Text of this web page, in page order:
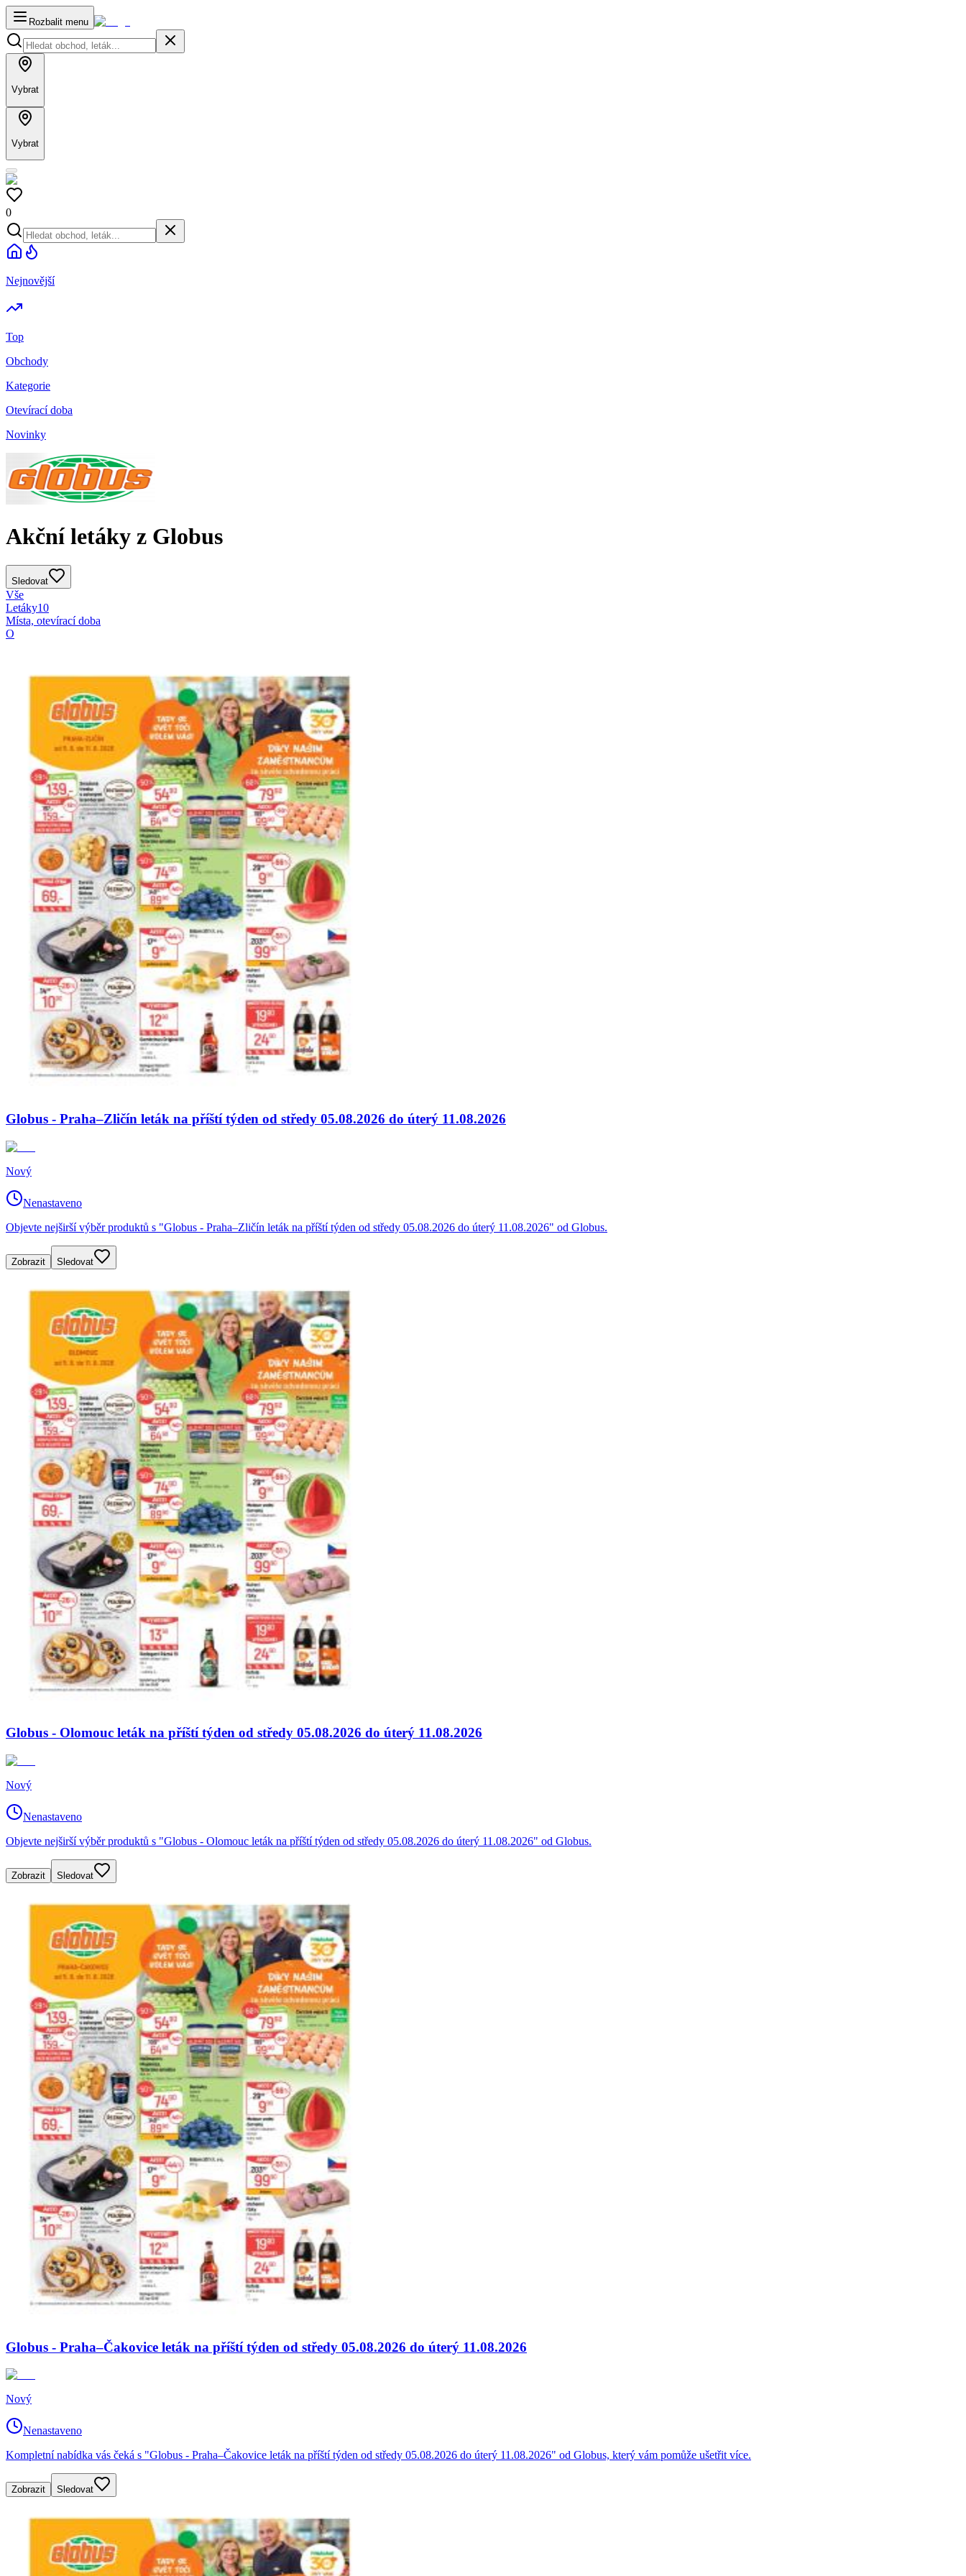
Rozbalit menu
Vybrat
Vybrat
0
Nejnovější
Top
Obchody
Kategorie
Otevírací doba
Novinky
Akční letáky z Globus
Sledovat
Vše
Letáky10
Místa, otevírací doba
O
Globus - Praha–Zličín leták na příští týden od středy 05.08.2026 do úterý 11.08.2026
Nový
Nenastaveno
Objevte nejširší výběr produktů s "Globus - Praha–Zličín leták na příští týden od středy 05.08.2026 do úterý 11.08.2026" od Globus.
Zobrazit Sledovat
Globus - Olomouc leták na příští týden od středy 05.08.2026 do úterý 11.08.2026
Nový
Nenastaveno
Objevte nejširší výběr produktů s "Globus - Olomouc leták na příští týden od středy 05.08.2026 do úterý 11.08.2026" od Globus.
Zobrazit Sledovat
Globus - Praha–Čakovice leták na příští týden od středy 05.08.2026 do úterý 11.08.2026
Nový
Nenastaveno
Kompletní nabídka vás čeká s "Globus - Praha–Čakovice leták na příští týden od středy 05.08.2026 do úterý 11.08.2026" od Globus, který vám pomůže ušetřit více.
Zobrazit Sledovat